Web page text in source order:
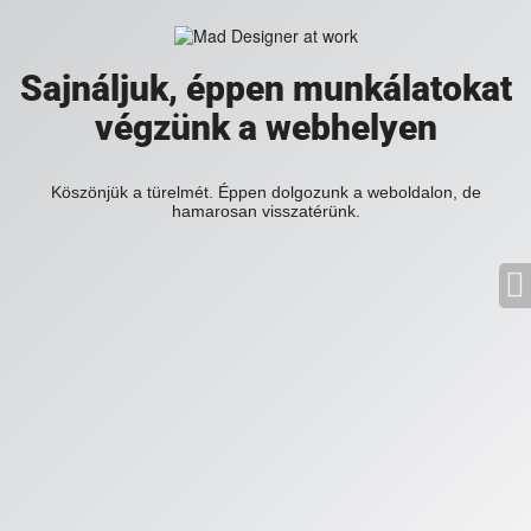
Sajnáljuk, éppen munkálatokat
végzünk a webhelyen
Köszönjük a türelmét. Éppen dolgozunk a weboldalon, de
hamarosan visszatérünk.